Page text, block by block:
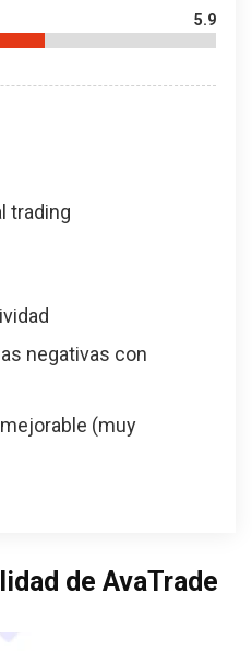
5.9
trading
negativas con
(muy
de AvaTrade